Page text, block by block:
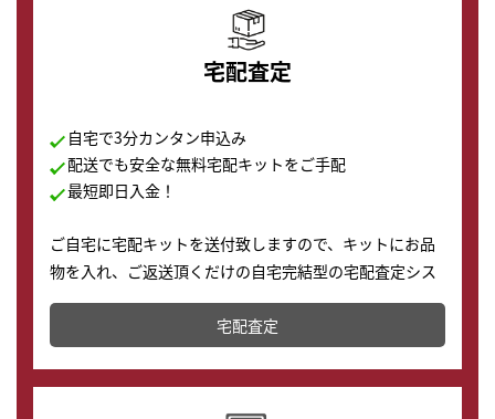
宅配査定
自宅で3分カンタン申込み
配送でも安全な無料宅配キットをご手配
最短即日入金！
ご自宅に宅配キットを送付致しますので、キットにお品
物を入れ、ご返送頂くだけの自宅完結型の宅配査定シス
テムです。
配送でも簡単&安全に査定・買取に出すことが可能で
す。
宅配査定